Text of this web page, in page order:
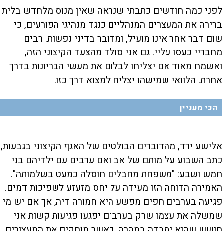
לפני כמה חודשים כתבתי שנראה שאין מנוס מלחדש בלית
ברירה את המעצרים המנהליים כנגד מנהיגי הפורעים, כי
שום דבר אחר אינו מועיל, ומדובר בדיני נפשות. רבים
מחבריי כעסו עליי. גם אני סולד מהצעד הקיצוני הזה,
ואשמח מאוד אם יצליחו לבלום את מעשי הבריונות בדרך
אחרת. הלוואי שמישהו יצליח למצוא דרך כזו.
הכי מעניין
אלישע ירד, מהדוברים הבולטים של האגף הקיצוני בגבעות,
כתב השבוע על מותם של אב ואם ערבים עם ילדיהם בני
חמש ושבע: "משפחת מחבלים חוסלה כמעט בשלמותה".
האמירה הדוחה הזו מעידה על יחס מזעזע לשפיכות דמים.
פגיעה בערבים חפים מפשע היא חמורה דיה, אך אם יש מי
שמשלה את עצמו שרק בערבים יפגעו פגיעות קשות אני